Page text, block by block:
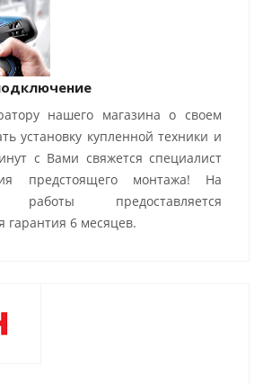
нашего магазина о своем
установку купленной техники и
с Вами свяжется специалист
предстоящего монтажа! На
работы предоставляется
гарантия 6 месяцев.